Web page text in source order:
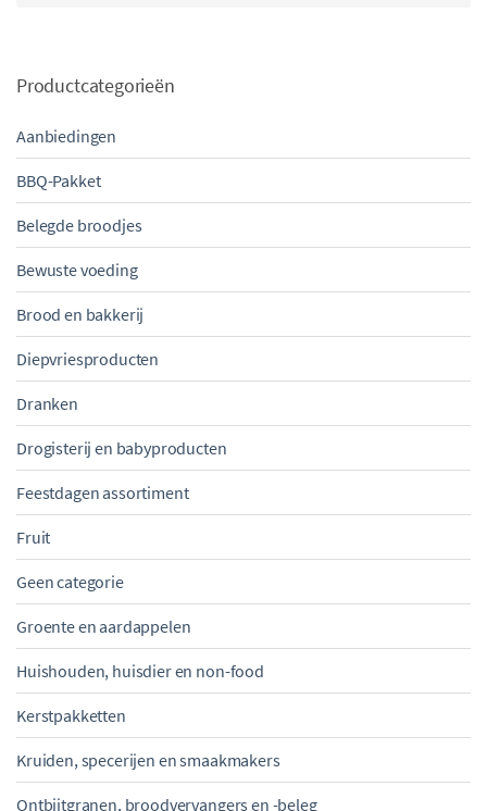
Productcategorieën
Aanbiedingen
BBQ-Pakket
Belegde broodjes
Bewuste voeding
Brood en bakkerij
Diepvriesproducten
Dranken
Drogisterij en babyproducten
Feestdagen assortiment
Fruit
Geen categorie
Groente en aardappelen
Huishouden, huisdier en non-food
Kerstpakketten
Kruiden, specerijen en smaakmakers
Ontbijtgranen, broodvervangers en -beleg